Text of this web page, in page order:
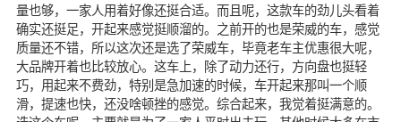
量也够，一家人用着好像还挺合适。而且呢，这款车的劲儿头看着
确实还挺足，开起来感觉挺顺溜的。之前开的也是荣威的车，感觉
质量还不错，所以这次还是选了荣威车，毕竟老车主优惠很大呢，
大品牌开着也比较放心。这车上，除了动力还行，方向盘也挺轻
巧，用起来不费劲，特别是急加速的时候，车开起来那叫一个顺
滑，提速也快，还没啥顿挫的感觉。综合起来，我觉着挺满意的。